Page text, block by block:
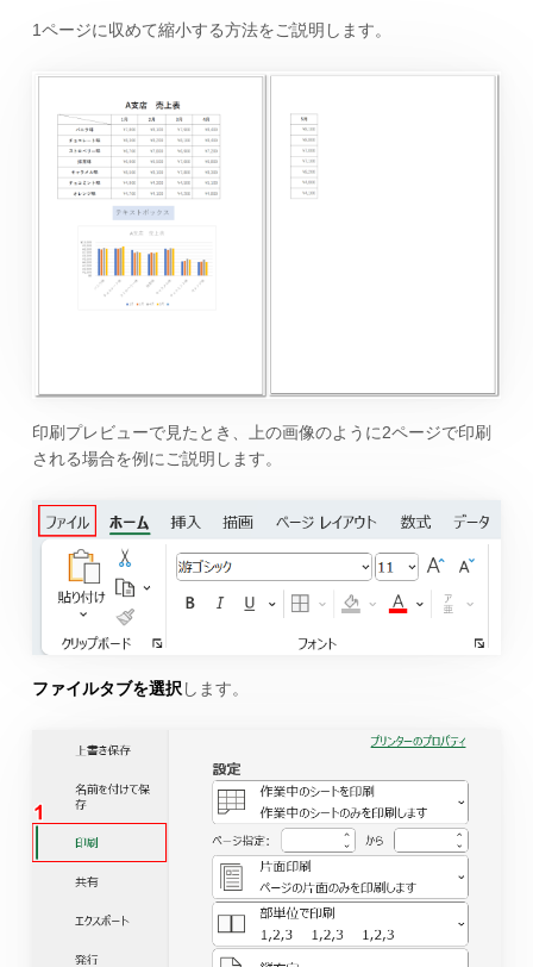
1ページに収めて縮小する方法をご説明します。
印刷プレビューで見たとき、上の画像のように2ページで印刷
される場合を例にご説明します。
ファイルタブを選択 します。